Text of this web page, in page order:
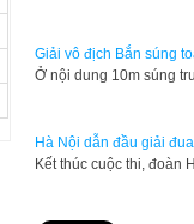
Giải vô địch Bắn súng
Ở nội dung 10m súng
Hà Nội dẫn đầu giải
Kết thúc cuộc thi, đoàn